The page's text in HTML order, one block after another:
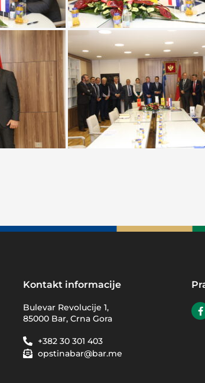
Kontakt informacije
Bulevar Revolucije 1,
85000 Bar, Crna Gora
+382 30 301 403
opstinabar@bar.me